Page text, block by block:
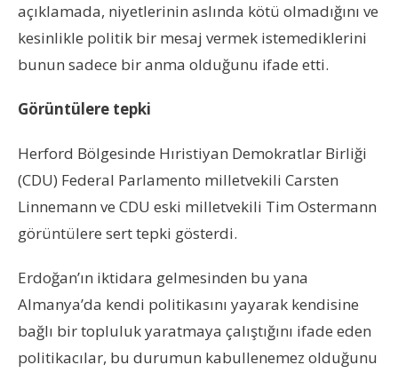
açıklamada, niyetlerinin aslında kötü olmadığını ve
kesinlikle politik bir mesaj vermek istemediklerini
bunun sadece bir anma olduğunu ifade etti.
Görüntülere tepki
Herford Bölgesinde Hıristiyan Demokratlar Birliği
(CDU) Federal Parlamento milletvekili Carsten
Linnemann ve CDU eski milletvekili Tim Ostermann
görüntülere sert tepki gösterdi.
Erdoğan’ın iktidara gelmesinden bu yana
Almanya’da kendi politikasını yayarak kendisine
bağlı bir topluluk yaratmaya çalıştığını ifade eden
politikacılar, bu durumun kabullenemez olduğunu